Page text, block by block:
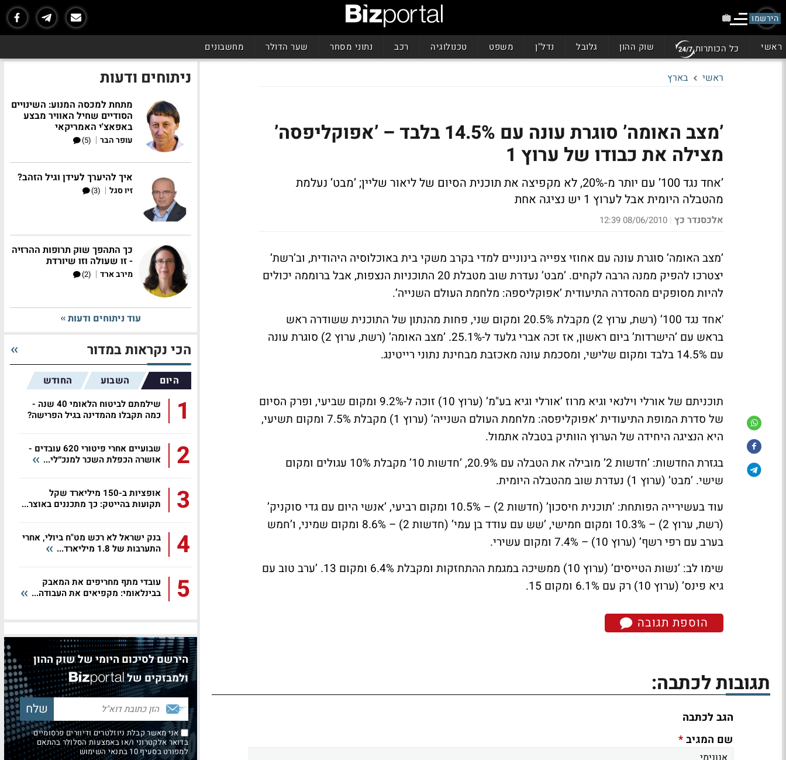
הירשמו
ראשי כל הכותרות שוק ההון גלובל נדל"ן משפט טכנולוגיה רכב נתוני מסחר שער הדולר מחשבונים
ראשי בארץ
’מצב האומה’ סוגרת עונה עם 14.5% בלבד – ’אפוקליפסה’
מצילה את כבודו של ערוץ 1
’אחד נגד 100’ עם יותר מ-20%, לא מקפיצה את תוכנית הסיום של ליאור שליין; ’מבט’ נעלמת
מהטבלה היומית אבל לערוץ 1 יש נציגה אחת
אלכסנדר כץ |
08/06/2010 12:39
’מצב האומה’ סוגרת עונה עם אחוזי צפייה בינוניים למדי בקרב משקי בית באוכלוסיה היהודית, וב’רשת’
יצטרכו להפיק ממנה הרבה לקחים. ’מבט’ נעדרת שוב מטבלת 20 התוכניות הנצפות, אבל ברוממה יכולים
להיות מסופקים מהסדרה התיעודית ’אפוקליספה: מלחמת העולם השנייה’.
'אחד נגד 100’ (רשת, ערוץ 2) מקבלת 20.5% ומקום שני, פחות מהנתון של התוכנית ששודרה ראש
בראש עם ’הישרדות’ ביום ראשון, אז זכה אברי גלעד ל-25.1%. ’מצב האומה’ (רשת, ערוץ 2) סוגרת עונה
עם 14.5% בלבד ומקום שלישי, ומסכמת עונה מאכזבת מבחינת נתוני רייטינג.
תוכניתם של אורלי וילנאי וגיא מרוז ’אורלי וגיא בע"מ’ (ערוץ 10) זוכה ל-9.2% ומקום שביעי, ופרק הסיום
של סדרת המופת התיעודית ’אפוקליפסה: מלחמת העולם השנייה’ (ערוץ 1) מקבלת 7.5% ומקום תשיעי,
היא הנציגה היחידה של הערוץ הוותיק בטבלה אתמול.
בגזרת החדשות: ’חדשות 2’ מובילה את הטבלה עם 20.9%, ’חדשות 10’ מקבלת 10% עגולים ומקום
שישי. ’מבט’ (ערוץ 1) נעדרת שוב מהטבלה היומית.
עוד בעשירייה הפותחת: ’תוכנית חיסכון’ (חדשות 2) – 10.5% ומקום רביעי, ’אנשי היום עם גדי סוקניק’
(רשת, ערוץ 2) – 10.3% ומקום חמישי, ’שש עם עודד בן עמי’ (חדשות 2) – 8.6% ומקום שמיני, ו’חמש
בערב עם רפי רשף’ (ערוץ 10) – 7.4% ומקום עשירי.
שימו לב: ’נשות הטייסים’ (ערוץ 10) ממשיכה במגמת ההתחזקות ומקבלת 6.4% ומקום 13. ’ערב טוב עם
גיא פינס’ (ערוץ 10) רק עם 6.1% ומקום 15.
הוספת תגובה
תגובות לכתבה:
הגב לכתבה
שם המגיב*
ניתוחים ודעות
מתחת למכסה המנוע: השינויים
הסודיים שחיל האוויר מבצע
באפאצ'י האמריקאי
עופר הבר |
(5)
איך להיערך לעידן וגיל הזהב?
זיו סגל |
(3)
כך התהפך שוק תרופות ההרזיה
- זו שעולה וזו שיורדת
מירב ארד |
(2)
עוד ניתוחים ודעות
הכי נקראות במדור
היום השבוע החודש
1
שילמתם לביטוח הלאומי 40 שנה -
כמה תקבלו מהמדינה בגיל הפרישה?
2
שבועיים אחרי פיטורי 620 עובדים -
אושרה הכפלת השכר למנכ״לי...
3
אופציות ב-150 מיליארד שקל
תקועות בהייטק: כך מתכננים באוצר...
4
בנק ישראל לא רכש מט"ח ביולי, אחרי
התערבות של 1.8 מיליארד...
5
עובדי מתף מחריפים את המאבק
בבינלאומי: מקפיאים את העבודה...
הירשם לסיכום היומי של שוק ההון
ולמבזקים של
אני מאשר קבלת ניוזלטרים ודיוורים פרסומיים
בדואר אלקטרוני ו/או באמצעות הסלולר בהתאם
למפורט בסעיף 10 בתנאי השימוש